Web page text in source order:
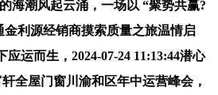
海潮风起云涌，一场以 “聚势共赢?
金利源经销商摸索质量之旅温情启
运而生，2024-07-24 11:13:44潜心
全屋门窗川渝和区年中运营峰会，